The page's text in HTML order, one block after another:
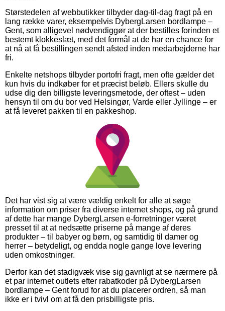
Størstedelen af webbutikker tilbyder dag-til-dag fragt på en
lang række varer, eksempelvis DybergLarsen bordlampe –
Gent, som alligevel nødvendiggør at der bestilles forinden et
bestemt klokkeslæt, med det formål at de har en chance for
at nå at få bestillingen sendt afsted inden medarbejderne har
fri.
Enkelte netshops tilbyder portofri fragt, men ofte gælder det
kun hvis du indkøber for et præcist beløb. Ellers skulle du
udse dig den billigste leveringsmetode, der oftest – uden
hensyn til om du bor ved Helsingør, Varde eller Jyllinge – er
at få leveret pakken til en pakkeshop.
Det har vist sig at være vældig enkelt for alle at søge
information om priser fra diverse internet shops, og på grund
af dette har mange DybergLarsen e-forretninger været
presset til at at nedsætte priserne på mange af deres
produkter – til babyer og børn, og samtidig til damer og
herrer – betydeligt, og endda nogle gange love levering
uden omkostninger.
Derfor kan det stadigvæk vise sig gavnligt at se nærmere på
et par internet outlets efter rabatkoder på DybergLarsen
bordlampe – Gent forud for at du placerer ordren, så man
ikke er i tvivl om at få den prisbilligste pris.